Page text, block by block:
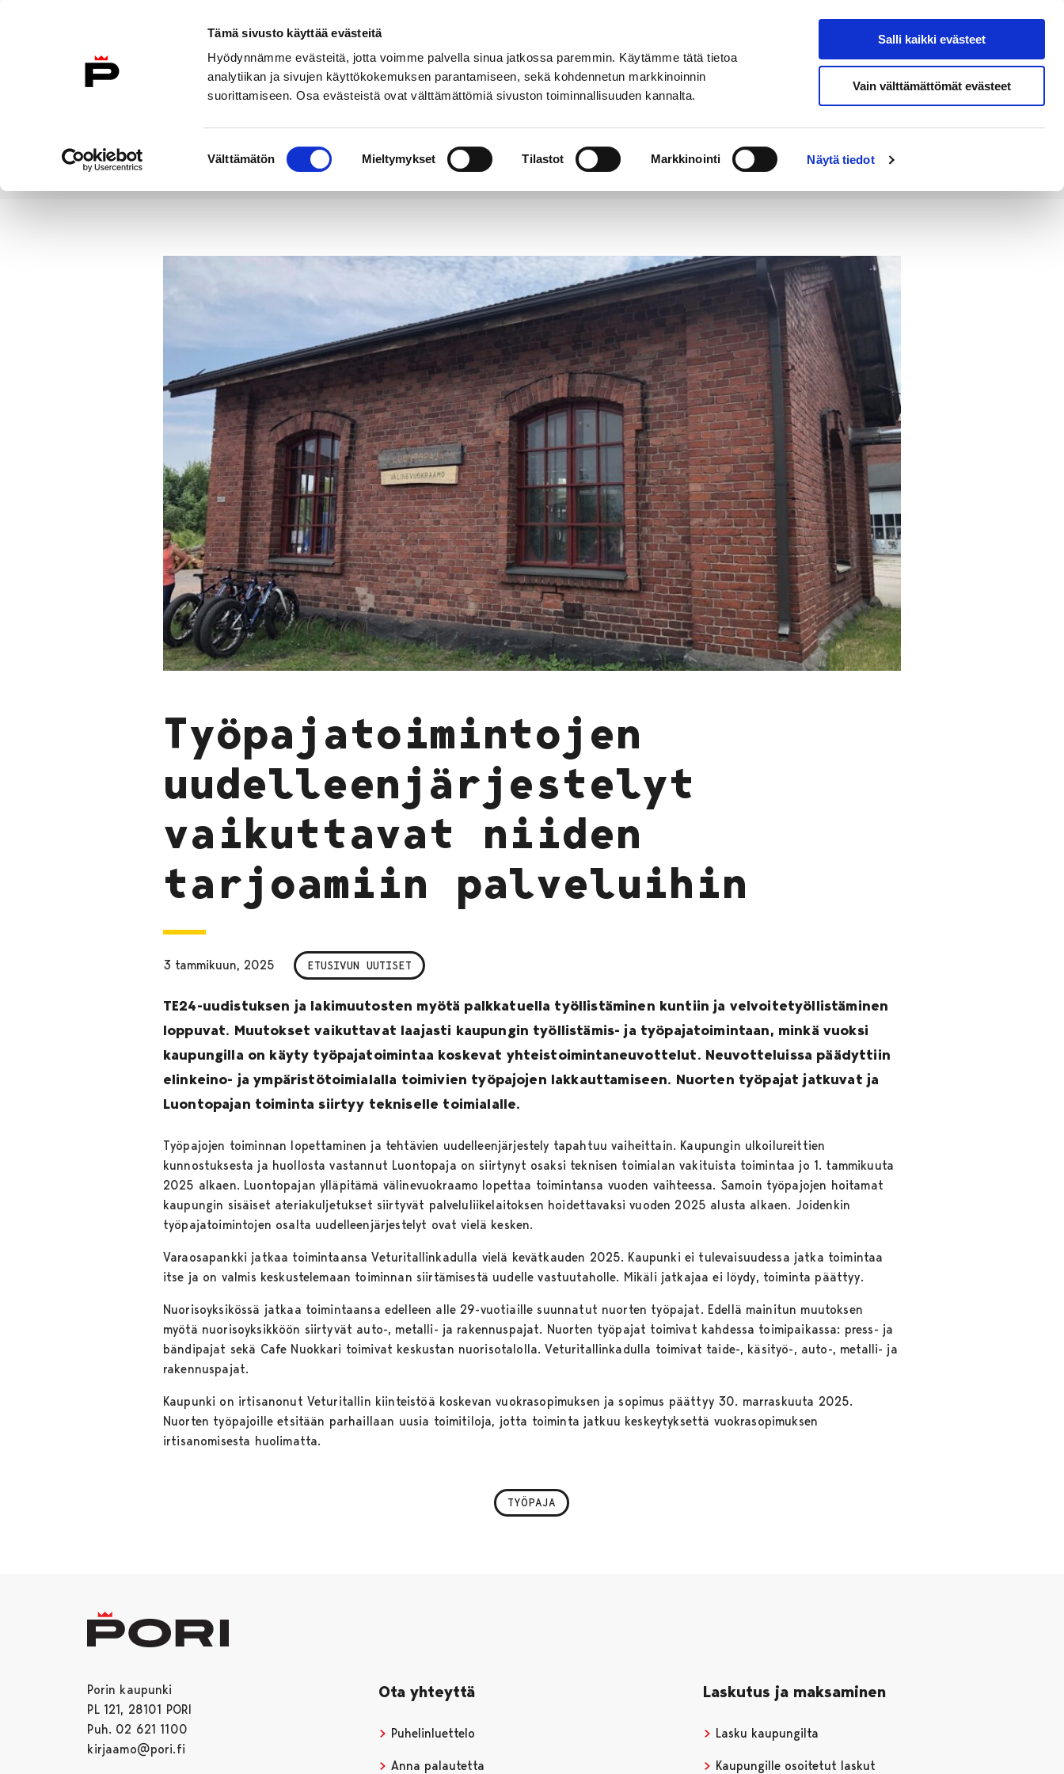
Tämä sivusto käyttää evästeitä
Hyödynnämme evästeitä, jotta voimme palvella sinua jatkossa paremmin. Käytämme tätä tietoa
analytiikan ja sivujen käyttökokemuksen parantamiseen, sekä kohdennetun markkinoinnin
suorittamiseen. Osa evästeistä ovat välttämättömiä sivuston toiminnallisuuden kannalta.
valinta
Välttämätön Mieltymykset Tilastot Markkinointi Näytä tiedot
Salli kaikki evästeet
Vain välttämättömät evästeet
Etusivulle
Hae sivustolta
Etusivu
Työpajatoimintojen
uudelleenjärjestelyt
vaikuttavat niiden
tarjoamiin palveluihin
3 tammikuun, 2025 ETUSIVUN UUTISET
TE24-uudistuksen ja lakimuutosten myötä palkkatuella työllistäminen kuntiin ja velvoitetyöllistäminen
loppuvat. Muutokset vaikuttavat laajasti kaupungin työllistämis- ja työpajatoimintaan, minkä vuoksi
kaupungilla on käyty työpajatoimintaa koskevat yhteistoimintaneuvottelut. Neuvotteluissa päädyttiin
elinkeino- ja ympäristötoimialalla toimivien työpajojen lakkauttamiseen. Nuorten työpajat jatkuvat ja
Luontopajan toiminta siirtyy tekniselle toimialalle.
Työpajojen toiminnan lopettaminen ja tehtävien uudelleenjärjestely tapahtuu vaiheittain. Kaupungin ulkoilureittien
kunnostuksesta ja huollosta vastannut Luontopaja on siirtynyt osaksi teknisen toimialan vakituista toimintaa jo 1. tammikuuta
2025 alkaen. Luontopajan ylläpitämä välinevuokraamo lopettaa toimintansa vuoden vaihteessa. Samoin työpajojen hoitamat
kaupungin sisäiset ateriakuljetukset siirtyvät palveluliikelaitoksen hoidettavaksi vuoden 2025 alusta alkaen. Joidenkin
työpajatoimintojen osalta uudelleenjärjestelyt ovat vielä kesken.
Varaosapankki jatkaa toimintaansa Veturitallinkadulla vielä kevätkauden 2025. Kaupunki ei tulevaisuudessa jatka toimintaa
itse ja on valmis keskustelemaan toiminnan siirtämisestä uudelle vastuutaholle. Mikäli jatkajaa ei löydy, toiminta päättyy.
Nuorisoyksikössä jatkaa toimintaansa edelleen alle 29-vuotiaille suunnatut nuorten työpajat. Edellä mainitun muutoksen
myötä nuorisoyksikköön siirtyvät auto-, metalli- ja rakennuspajat. Nuorten työpajat toimivat kahdessa toimipaikassa: press- ja
bändipajat sekä Cafe Nuokkari toimivat keskustan nuorisotalolla. Veturitallinkadulla toimivat taide-, käsityö-, auto-, metalli- ja
rakennuspajat.
Kaupunki on irtisanonut Veturitallin kiinteistöä koskevan vuokrasopimuksen ja sopimus päättyy 30. marraskuuta 2025.
Nuorten työpajoille etsitään parhaillaan uusia toimitiloja, jotta toiminta jatkuu keskeytyksettä vuokrasopimuksen
irtisanomisesta huolimatta.
TYÖPAJA
Porin kaupunki
PL 121, 28101 PORI
Puh. 02 621 1100
kirjaamo@pori.fi
Ota yhteyttä
Puhelinluettelo
Anna palautetta
Laskutus ja maksaminen
Lasku kaupungilta
Kaupungille osoitetut laskut